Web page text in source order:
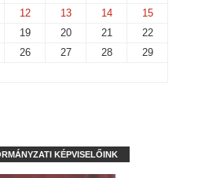
12 13 14
15
19 20 21
22
26 27 28
29
KÉPVISELŐINK